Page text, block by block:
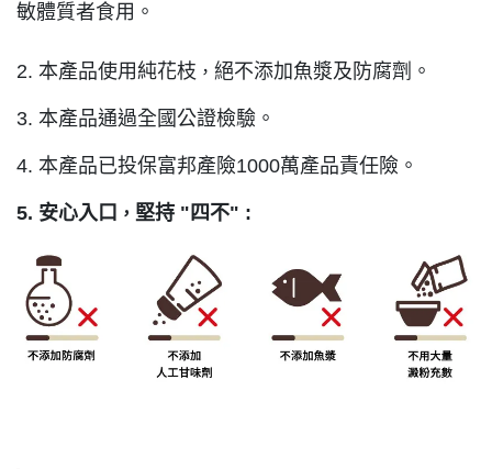
敏體質者食用。
2. 本產品使用純花枝 ， 絕不添加魚漿及防腐劑。
3. 本產品通過全國公證檢驗。
4. 本產品已投保富邦產險1000萬產品責任險。
5. 安心入口 ， 堅持 "四不" :